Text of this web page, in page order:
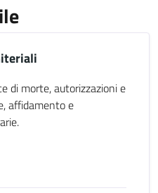
di morte, autorizzazioni e
affidamento e